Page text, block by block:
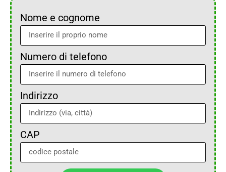
Nome e cognome
Numero di telefono
Indirizzo
CAP